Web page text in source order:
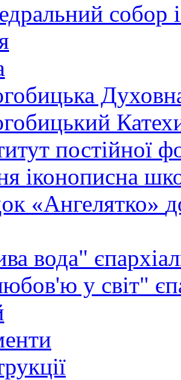
собор
постійної
іконописна
«Ангелятко»
вода"
у світ"